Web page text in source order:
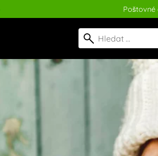
Poštovné